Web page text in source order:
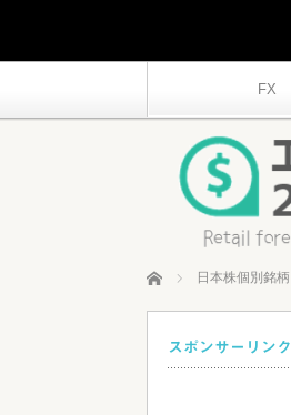
FX
ホーム 日本株個別銘柄
スポンサーリンク